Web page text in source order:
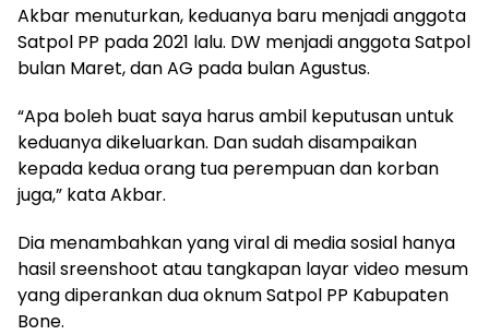
Akbar menuturkan, keduanya baru menjadi anggota
Satpol PP pada 2021 lalu. DW menjadi anggota Satpol
bulan Maret, dan AG pada bulan Agustus.
“Apa boleh buat saya harus ambil keputusan untuk
keduanya dikeluarkan. Dan sudah disampaikan
kepada kedua orang tua perempuan dan korban
juga,” kata Akbar.
Dia menambahkan yang viral di media sosial hanya
hasil sreenshoot atau tangkapan layar video mesum
yang diperankan dua oknum Satpol PP Kabupaten
Bone.